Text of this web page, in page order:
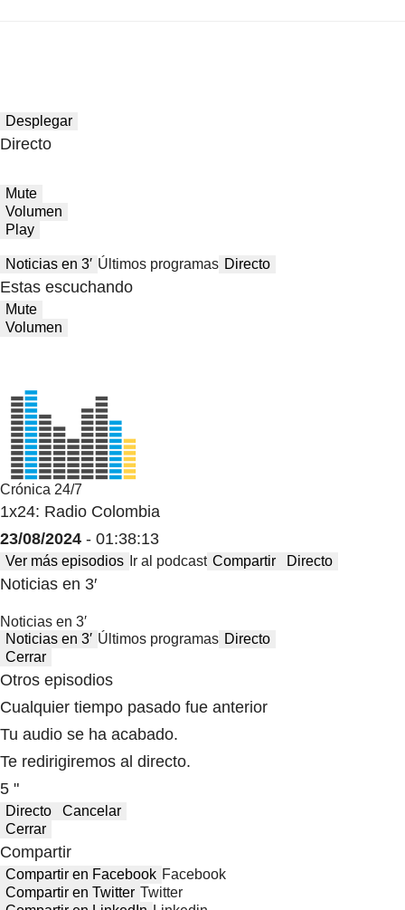
Desplegar
Directo
Mute
Volumen
Play
Noticias en 3′ Últimos programas Directo
Estas escuchando
Mute
Volumen
Crónica 24/7
1x24: Radio Colombia
23/08/2024 - 01:38:13
Ver más episodios Ir al podcast Compartir Directo
Noticias en 3′
Noticias en 3′
Noticias en 3′ Últimos programas Directo
Cerrar
Otros episodios
Cualquier tiempo pasado fue anterior
Tu audio se ha acabado.
Te redirigiremos al directo.
5 "
Directo
Cancelar
Cerrar
Compartir
Compartir en Facebook Facebook
Compartir en Twitter Twitter